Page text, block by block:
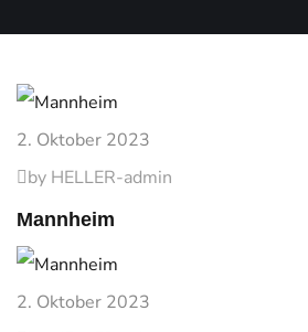
2. Oktober 2023
by HELLER-admin
Mannheim
2. Oktober 2023